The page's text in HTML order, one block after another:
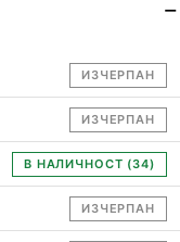
ИЗЧЕРПАН
ИЗЧЕРПАН
В НАЛИЧНОСТ (34)
ИЗЧЕРПАН